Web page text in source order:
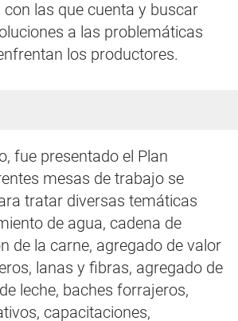
con las que cuenta y buscar
a las problemáticas
los productores.
fue presentado el Plan
mesas de trabajo se
tratar diversas temáticas
de agua, cadena de
de la carne, agregado de valor
lanas y fibras, agregado de
leche, baches forrajeros,
capacitaciones,